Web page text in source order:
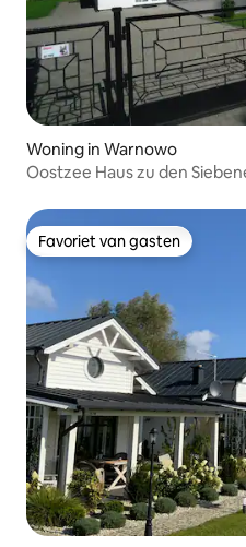
Woning in Warnowo
Oostzee Haus zu den
Favoriet van gasten
Favoriet van gasten